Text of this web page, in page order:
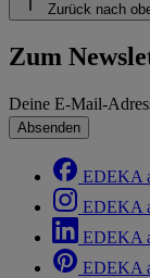
Zurück nach
Zum
Deine E-Mail-
Absenden
EDEKA
EDEKA
EDEKA
EDEKA